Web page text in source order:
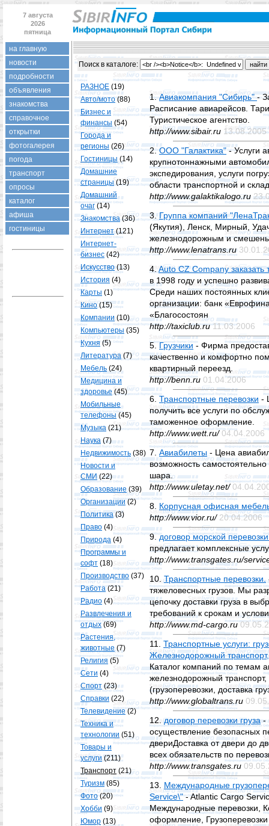
7 августа
2026
пятница
на главную
новости
подробности
объявления
знакомства
справочное
открытки
фотогалерея
погода
транспорт
опросы
каталог
афиша
гостиницы
Поиск в каталогe:
РАЗНОЕ (19)
Авто/мото(88)
Бизнес и
финансы (54)
Города и
регионы (26)
Гостиницы (14)
Домашние
страницы(19)
Домашний
очаг (14)
Знакомства(36)
Интернет(121)
Интернет-
бизнес (42)
Искусство(13)
История (4)
Карты (1)
Кино(15)
Компании (10)
Компьютеры (35)
Кухня(5)
Литература (7)
Мебель (24)
Медицина и
здоровье (45)
Мобильные
телефоны(45)
Музыка (21)
Наука (7)
Недвижимость (38)
Новости и
СМИ(22)
Образование (39)
Организации(2)
Политика(3)
Право (4)
Природа (4)
Программы и
софт (18)
Производство (37)
Работа(21)
Радио (4)
Развлечения и
отдых (69)
Растения,
животные(7)
Религия (5)
Сети (4)
Спорт(23)
Справки (22)
Телевидение(2)
Техника и
технологии (51)
Товары и
услуги(211)
Транспорт (21)
Туризм (85)
Фото(20)
Хобби (9)
Юмор (13)
1.Авиакомпания "Сибирь"-
Расписание авиарейсов.
Туристическое агентство.
http://www.sibair.ru 13.08.2005
2.ООО "Галактика"- Услуги
крупнотоннажными
экспедирования, услуги
области транспортной и
http://www.galaktikalogo.ru
3.Группа компаний
(Якутия), Ленск, Мирный,
железнодорожным и
http://www.lenatrans.ru
4. Auto CZ Company заказать
в 1998 году и успешно
Среди наших постоянных
организации: банк
«Благосостоян
http://taxiclub.ru 11.03.2006
5.Грузчики- Фирма
качественно и комфортно
квартирный переезд.
http://benn.ru 01.04.2006
6. Транспортные перевозки -
получить все услуги по
таможенное оформление.
http://www.wett.ru/ 04.04.2006
7. Авиабилеты - Цена
возможность
шара.
http://www.uletay.net/
8. Корпусная офисная
http://www.vior.ru/ 20.04.2006
9.договор морской перевозки
предлагает комплексные
http://www.transgates.ru/
10.Транспортные перевозки.
тяжеловесных грузов. Мы
цепочку доставки груза в
требований к срокам и
http://www.md-cargo.ru
11. Транспортные услуги:
Железнодорожный
Каталог компаний по темам
железнодорожный
(грузоперевозки, доставка
http://www.globaltrans.ru
12.договор перевозки груза-
осуществление безопасных
двериДоставка от двери до
всех обязательств по
http://www.transgates.ru
13. Международные
Service\"- Atlantic Cargo
Международные перевозки,
оформление,